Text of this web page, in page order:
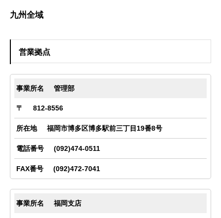
九州全域
営業拠点
管理部
812-8556
福岡市博多区博多駅前三丁目19番8号
(092)474-0511
(092)472-7041
福岡支店